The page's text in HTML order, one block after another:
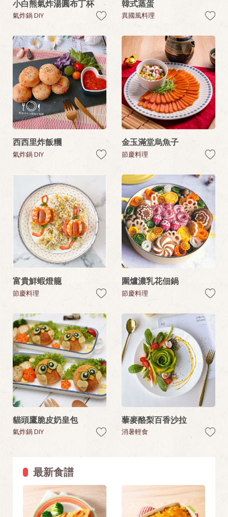
小白熊氣炸湯圓布丁杯
氣炸鍋 DIY
韓式蒸蛋
異國風料理
西西里炸飯糰
氣炸鍋 DIY
金玉滿堂烏魚子
節慶料理
富貴鮮蝦燈籠
節慶料理
圍爐濃乳花佃鍋
節慶料理
貓頭鷹脆皮奶皇包
氣炸鍋 DIY
藜麥酪梨百香沙拉
消暑輕食
最新食譜